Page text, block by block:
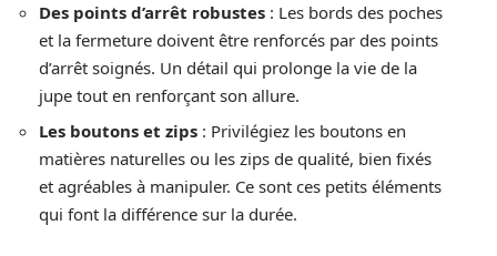
Des points d’arrêt robustes : Les bords des poches
et la fermeture doivent être renforcés par des points
d’arrêt soignés. Un détail qui prolonge la vie de la
jupe tout en renforçant son allure.
Les boutons et zips : Privilégiez les boutons en
matières naturelles ou les zips de qualité, bien fixés
et agréables à manipuler. Ce sont ces petits éléments
qui font la différence sur la durée.